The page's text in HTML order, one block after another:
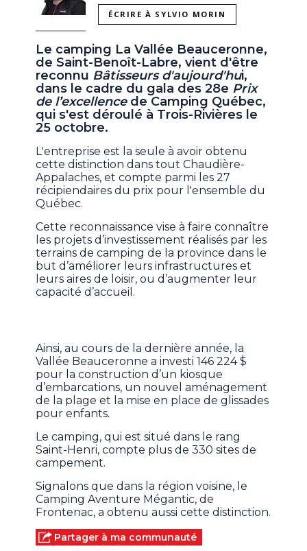
ÉCRIRE À SYLVIO MORIN
Le camping La Vallée Beauceronne,
de Saint-Benoît-Labre, vient d'être
reconnu Bâtisseurs d'aujourd'hui,
dans le cadre du gala des 28e Prix
de l’excellencede Camping Québec,
qui s'est déroulé à Trois-Rivières le
25 octobre.
L'entreprise est la seule à avoir obtenu
cette distinction dans tout Chaudière-
Appalaches, et compte parmi les 27
récipiendaires du prix pour l'ensemble du
Québec.
Cette reconnaissance vise à faire connaître
les projets d’investissement réalisés par les
terrains de camping de la province dans le
but d’améliorer leurs infrastructures et
leurs aires de loisir, ou d’augmenter leur
capacité d’accueil.
Ainsi, au cours de la dernière année, la
Vallée Beauceronne a investi 146 224 $
pour la construction d’un kiosque
d’embarcations, un nouvel aménagement
de la plage et la mise en place de glissades
pour enfants.
Le camping, qui est situé dans le rang
Saint-Henri, compte plus de 330 sites de
campement.
Signalons que dans la région voisine, le
Camping Aventure Mégantic, de
Frontenac, a obtenu aussi cette distinction.
Partager à ma communauté